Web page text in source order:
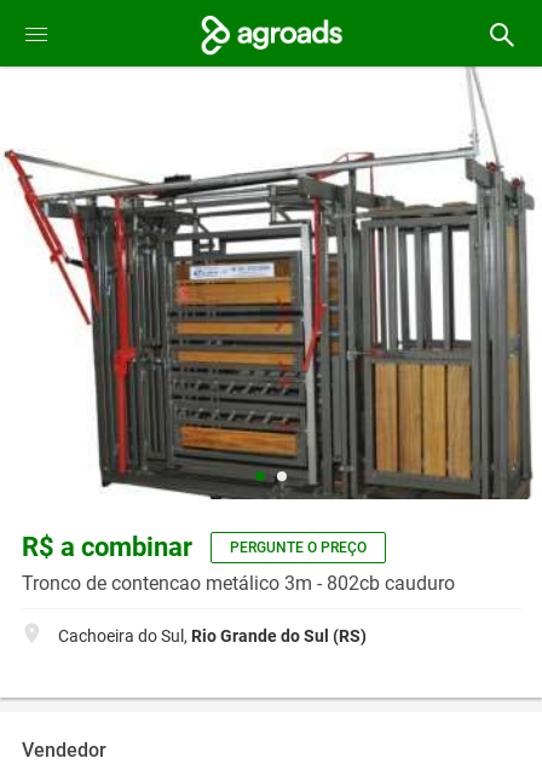
R$ a combinar PERGUNTE O PREÇO
Tronco de contencao metálico 3m - 802cb cauduro
Cachoeira do Sul, Rio Grande do Sul (RS)
Vendedor